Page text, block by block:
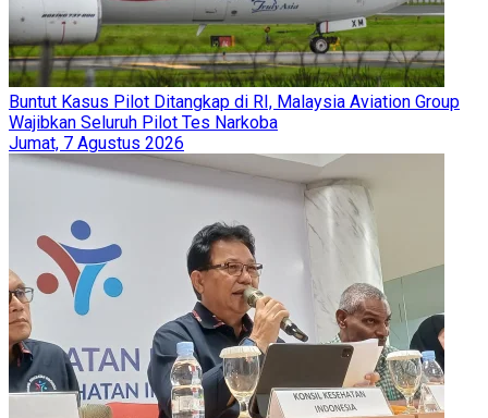
Buntut Kasus Pilot Ditangkap di RI, Malaysia Aviation Group
Wajibkan Seluruh Pilot Tes Narkoba
Jumat, 7 Agustus 2026